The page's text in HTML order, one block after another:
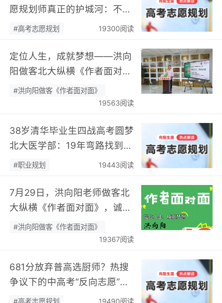
愿规划师真正的护城河：不靠
数据，靠“人”…
#高考志愿规划 19300阅读
定位人生，成就梦想——洪向
阳做客北大纵横《作者面对
面》开展职业规划专题分享…
#洪向阳做客《作者面对面》
19563阅读
38岁清华毕业生四战高考圆梦
北大医学部：19年弯路找到终
身热爱，可幸又可惜！…
#职业规划 19443阅读
7月29日，洪向阳老师做客北
大纵横《作者面对面》，诚邀
您现场相聚！…
#洪向阳做客《作者面对面》
19367阅读
681分放弃普高选厨师？热搜
争议下的中高考“反向志愿”
潮，藏着职业规划新逻辑…
#高考志愿规划 19490阅读